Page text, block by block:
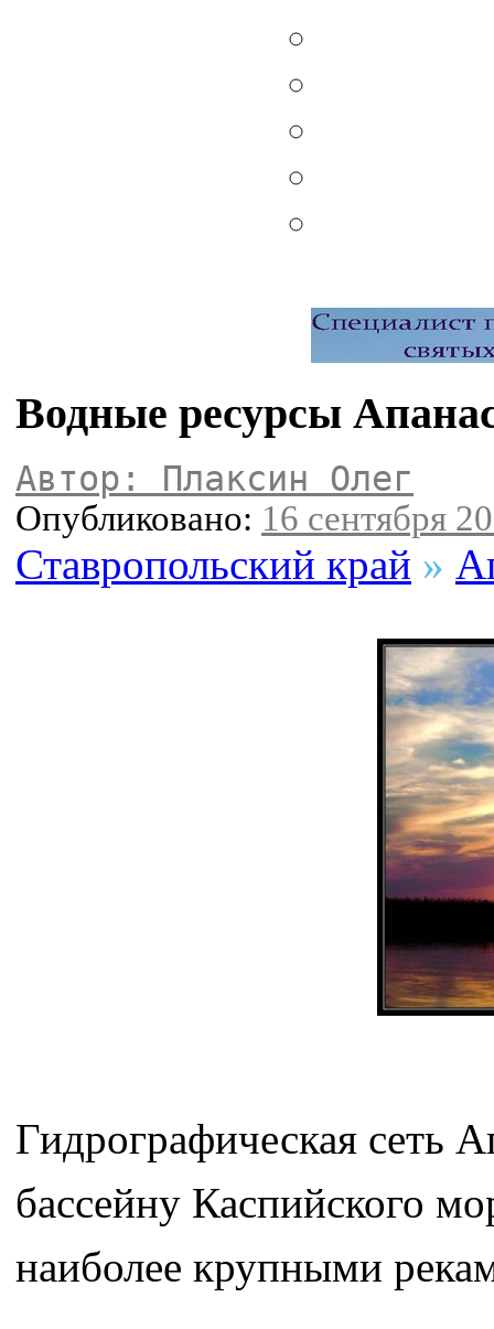
Водные ресурсы
Автор: Плаксин Олег
Опубликовано: 16 сентября
Ставропольский край »
Гидрографическая сеть
бассейну Каспийского
наиболее крупными